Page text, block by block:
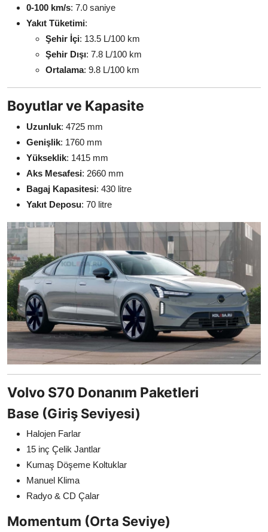
0-100 km/s: 7.0 saniye
Yakıt Tüketimi:
Şehir İçi: 13.5 L/100 km
Şehir Dışı: 7.8 L/100 km
Ortalama: 9.8 L/100 km
Boyutlar ve Kapasite
Uzunluk: 4725 mm
Genişlik: 1760 mm
Yükseklik: 1415 mm
Aks Mesafesi: 2660 mm
Bagaj Kapasitesi: 430 litre
Yakıt Deposu: 70 litre
Volvo S70 Donanım Paketleri
Base (Giriş Seviyesi)
Halojen Farlar
15 inç Çelik Jantlar
Kumaş Döşeme Koltuklar
Manuel Klima
Radyo & CD Çalar
Momentum (Orta Seviye)